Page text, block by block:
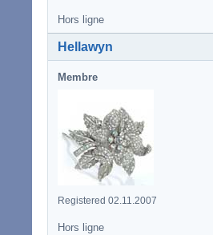
Hors ligne
Hellawyn
Membre
Registered 02.11.2007
Hors ligne